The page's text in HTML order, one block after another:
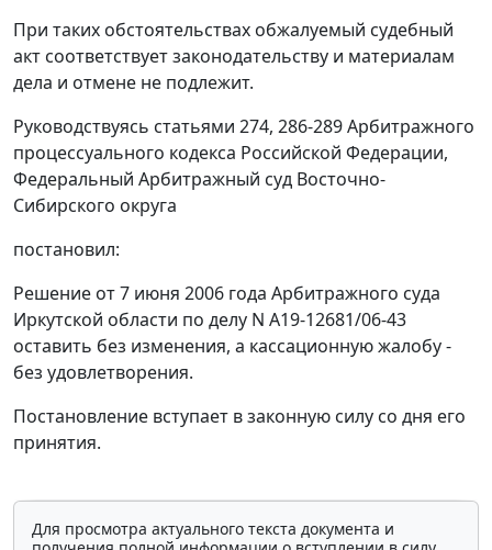
При таких обстоятельствах обжалуемый судебный
акт соответствует законодательству и материалам
дела и отмене не подлежит.
Руководствуясь статьями 274, 286-289Арбитражного
процессуального кодекса Российской Федерации,
Федеральный Арбитражный суд Восточно-
Сибирского округа
постановил:
Решение от 7 июня 2006 года Арбитражного суда
Иркутской области по делу N А19-12681/06-43
оставить без изменения, а кассационную жалобу -
без удовлетворения.
Постановление вступает в законную силу со дня его
принятия.
Для просмотра актуального текста документа и